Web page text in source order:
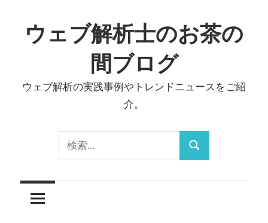
ン
へ
ウェブ解析士のお茶の
間ブログ
ウェブ解析の実践事例やトレンドニュースをご紹
介。
索:
検